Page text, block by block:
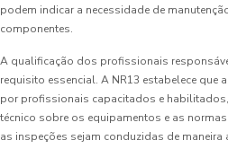
podem indicar a necessidade de
componentes.
A qualificação dos profissionais
requisito essencial. A NR13 estabelece que
por profissionais capacitados e
técnico sobre os equipamentos e as
as inspeções sejam conduzidas de